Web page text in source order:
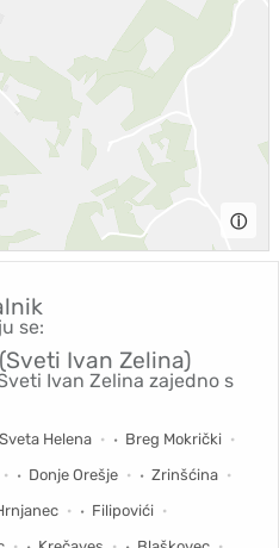
ⓘ
se:
Ivan Zelina)
Ivan Zelina zajedno s
Sveta Helena
Breg Mokrički
Donje Orešje
Zrinšćina
Filipovići